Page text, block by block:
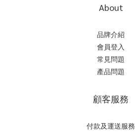
About
品牌介紹
會員登入
常見問題
產品問題
顧客服務
付款及運送服務